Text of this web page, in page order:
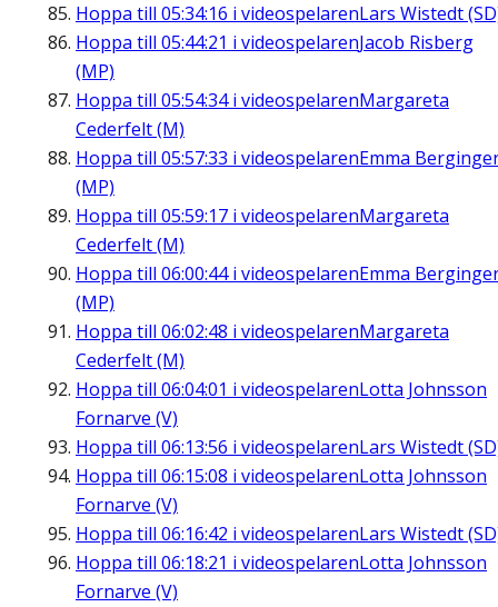
Hoppa till 05:34:16 i videospelarenLars Wistedt
Hoppa till 05:44:21 i videospelarenJacob Risberg
(MP)
Hoppa till 05:54:34i videospelarenMargareta
Cederfelt (M)
Hoppa till 05:57:33 i videospelarenEmma
(MP)
Hoppa till 05:59:17 i videospelarenMargareta
Cederfelt (M)
Hoppa till 06:00:44i videospelarenEmma
(MP)
Hoppa till 06:02:48 i videospelarenMargareta
Cederfelt (M)
Hoppa till 06:04:01 i videospelarenLotta Johnsson
Fornarve (V)
Hoppa till 06:13:56 i videospelarenLars Wistedt
Hoppa till 06:15:08 i videospelarenLotta Johnsson
Fornarve (V)
Hoppa till 06:16:42 i videospelarenLars Wistedt
Hoppa till 06:18:21 i videospelarenLotta Johnsson
Fornarve (V)